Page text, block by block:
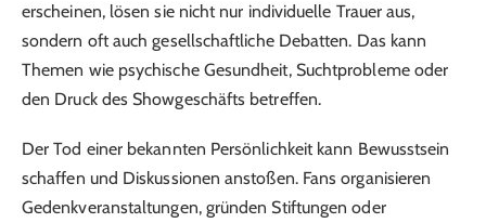
erscheinen, lösen sie nicht nur individuelle Trauer aus,
sondern oft auch gesellschaftliche Debatten. Das kann
Themen wie psychische Gesundheit, Suchtprobleme oder
den Druck des Showgeschäfts betreffen.
Der Tod einer bekannten Persönlichkeit kann Bewusstsein
schaffen und Diskussionen anstoßen. Fans organisieren
Gedenkveranstaltungen, gründen Stiftungen oder